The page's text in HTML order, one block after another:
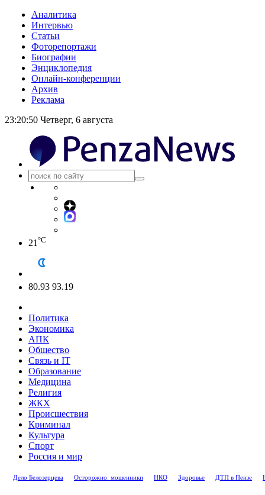
Аналитика
Интервью
Статьи
Фоторепортажи
Биографии
Энциклопедия
Онлайн-конференции
Архив
Реклама
23:20:50 Четверг, 6 августа
21 °C
80.93 93.19
Политика
Экономика
АПК
Общество
Связь и IT
Образование
Медицина
Религия
ЖКХ
Происшествия
Криминал
Культура
Спорт
Россия и мир
Дело Белозерцева Осторожно: мошенники НКО Здоровье ДТП в Пензе